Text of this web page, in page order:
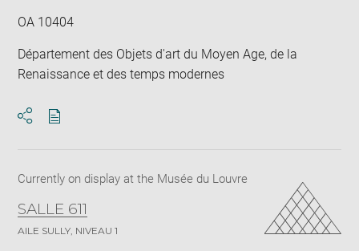
OA 10404
Département des Objets d'art du Moyen Age, de la
Renaissance et des temps modernes
Currently on display at the Musée du Louvre
SALLE 611
AILE SULLY, NIVEAU 1